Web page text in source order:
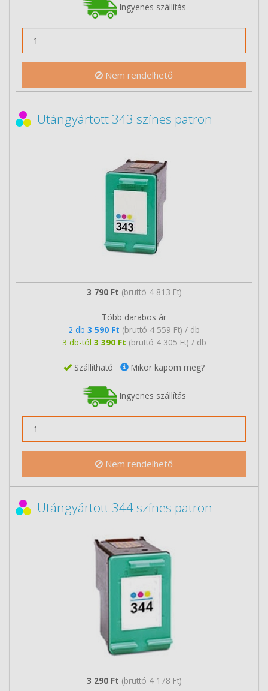
Ingyenes szállítás
Nem rendelhető
Utángyártott 343 színes patron
3 790 Ft (bruttó 4 813 Ft)
Több darabos ár
2 db 3 590 Ft (bruttó 4 559 Ft) / db
3 db-tól 3 390 Ft (bruttó 4 305 Ft) / db
Szállítható Mikor kapom meg?
Ingyenes szállítás
Nem rendelhető
Utángyártott 344 színes patron
3 290 Ft (bruttó 4 178 Ft)